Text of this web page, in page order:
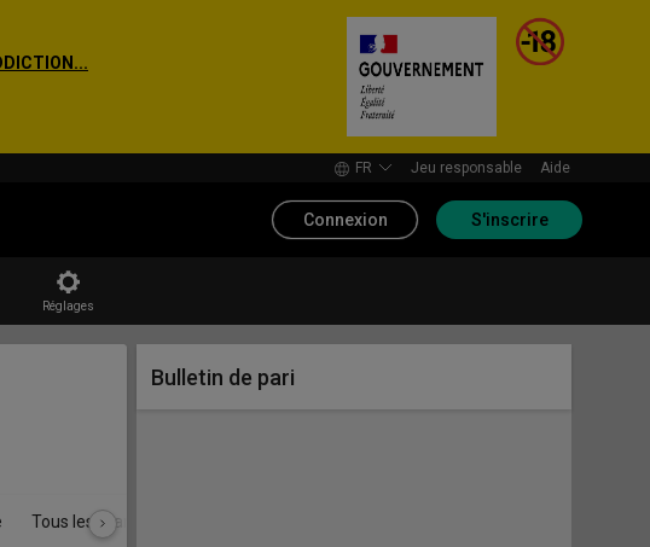
FR Jeu responsable Aide
Connexion S'inscrire
Réglages
Tous les marchés
Bulletin de pari